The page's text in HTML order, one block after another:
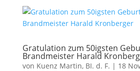
Gratulation zum 50igsten
Brandmeister Harald
von Kuenz Martin, BI. d. F. | 18